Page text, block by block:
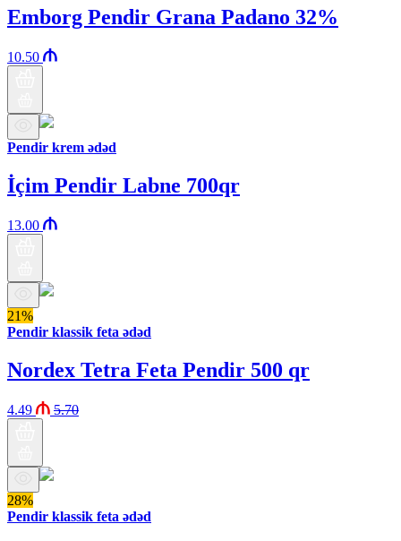
Emborg Pendir Grana Padano 32%
10.50
Pendir krem ədəd
İçim Pendir Labne 700qr
13.00
21%
Pendir klassik feta ədəd
Nordex Tetra Feta Pendir 500 qr
4.49 5.70
28%
Pendir klassik feta ədəd